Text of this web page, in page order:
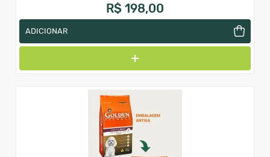
R$ 198,00
ADICIONAR